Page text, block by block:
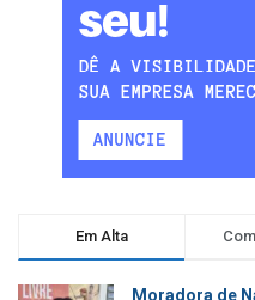
Em Alta
Moradora de